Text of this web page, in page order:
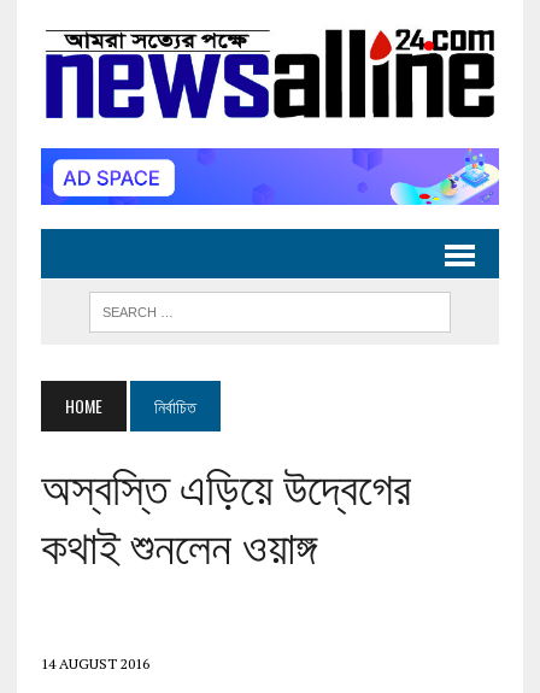
HOME নির্বাচিত
অস্বস্তি এড়িয়ে উদ্বেগের
কথাই শুনলেন ওয়াঙ্গ
14 AUGUST 2016